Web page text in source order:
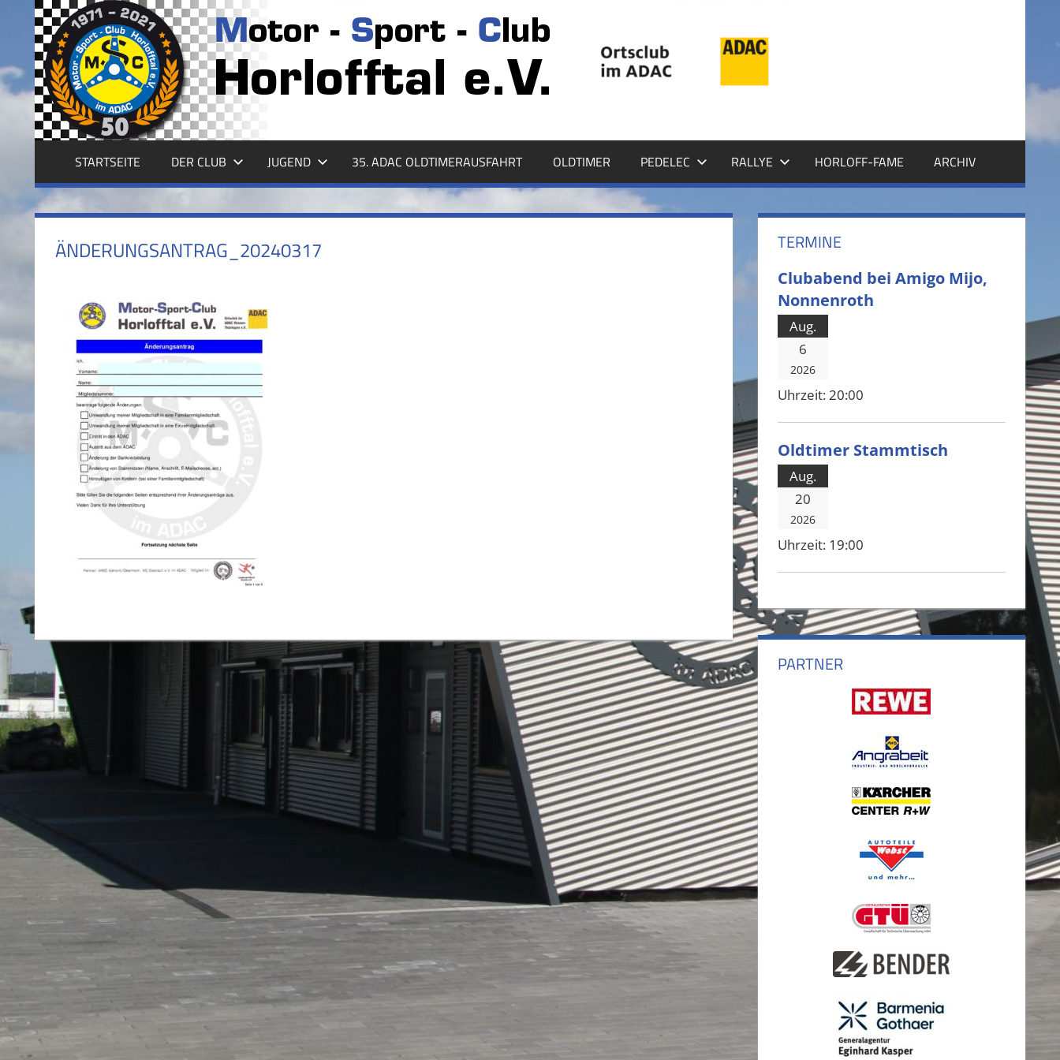
springen MSC
HORLOFFTAL
E.V.
STARTSEITE DER CLUB JUGEND 35. ADAC OLDTIMERAUSFAHRT OLDTIMER PEDELEC RALLYE HORLOFF-FAME ARCHIV
ÄNDERUNGSANTRAG_20240317 TERMINE
Clubabend bei Amigo Mijo,
Nonnenroth
Aug.
6
2026
Uhrzeit: 20:00
Oldtimer Stammtisch
Aug.
20
2026
Uhrzeit: 19:00
PARTNER